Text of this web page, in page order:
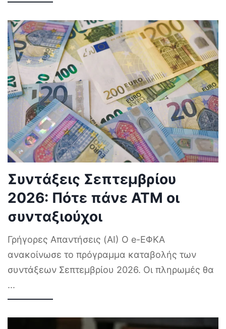
Συντάξεις Σεπτεμβρίου
2026: Πότε πάνε ΑΤΜ οι
συνταξιούχοι
Γρήγορες Απαντήσεις (AI) Ο e-ΕΦΚΑ
ανακοίνωσε το πρόγραμμα καταβολής των
συντάξεων Σεπτεμβρίου 2026. Οι πληρωμές θα
...